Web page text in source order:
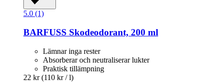
5.0 (1)
BARFUSS Skodeodorant, 200 ml
Lämnar inga rester
Absorberar och neutraliserar lukter
Praktisk tillämpning
22 kr (110 kr / l)